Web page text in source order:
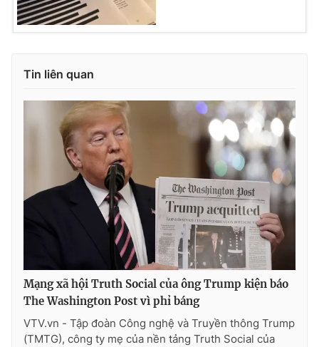
Tin liên quan
Mạng xã hội Truth Social của ông Trump kiện báo
The Washington Post vì phỉ báng
VTV.vn - Tập đoàn Công nghệ và Truyền thông Trump
(TMTG), công ty mẹ của nền tảng Truth Social của